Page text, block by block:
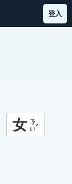
登入
女 ㄋㄩˇ